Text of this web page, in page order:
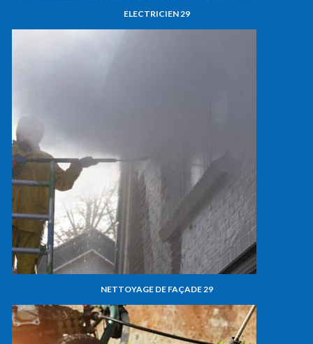
ELECTRICIEN 29
NETTOYAGE DE FAÇADE 29